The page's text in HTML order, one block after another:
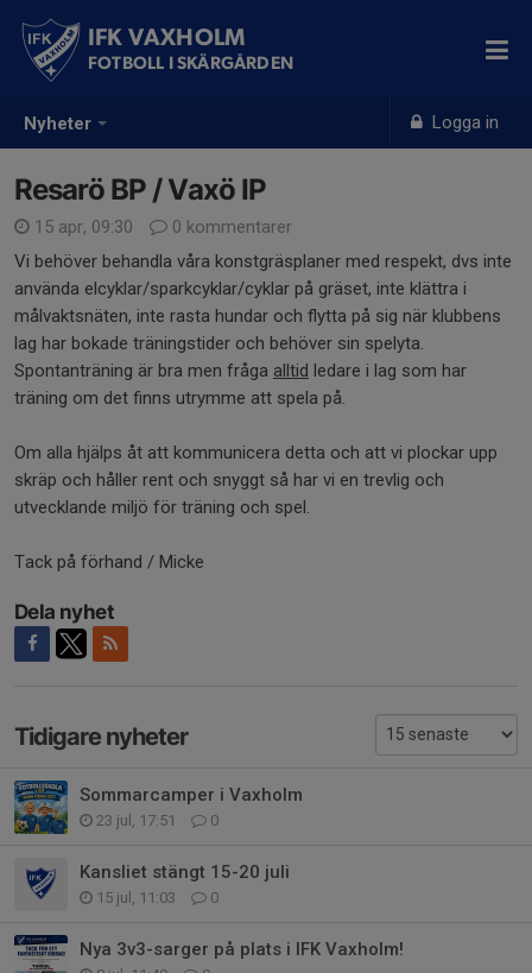
Nyheter Logga in
IFK VAXHOLM
FOTBOLL I SKÄRGÅRDEN
Resarö BP / Vaxö IP
15 apr, 09:30
0 kommentarer
Vi behöver behandla våra konstgräsplaner med respekt, dvs inte
använda elcyklar/sparkcyklar/cyklar på gräset, inte klättra i
målvaktsnäten, inte rasta hundar och flytta på sig när klubbens
lag har bokade träningstider och behöver sin spelyta.
Spontanträning är bra men fråga alltid ledare i lag som har
träning om det finns utrymme att spela på.
Om alla hjälps åt att kommunicera detta och att vi plockar upp
skräp och håller rent och snyggt så har vi en trevlig och
utvecklande miljö för träning och spel.
Tack på förhand / Micke
Dela nyhet
Tidigare nyheter
Sommarcamper i Vaxholm
23 jul, 17:51 0
Kansliet stängt 15-20 juli
15 jul, 11:03 0
Nya 3v3-sarger på plats i IFK Vaxholm!